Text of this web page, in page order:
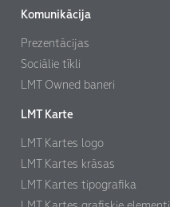
Komunikācija
Prezentācijas
Sociālie tīkli
LMT Owned baneri
LMT Karte
LMT Kartes logo
LMT Kartes krāsas
LMT Kartes tipografika